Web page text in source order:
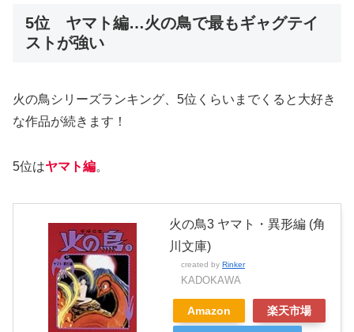
5位 ヤマト編…火の鳥で最もギャグテイ
ストが強い
火の鳥シリーズランキング、5位くらいまでくると大好き
な作品が続きます！
5位はヤマト編。
火の鳥3 ヤマト・異形編 (角
川文庫)
created by Rinker
KADOKAWA
Amazon 楽天市場